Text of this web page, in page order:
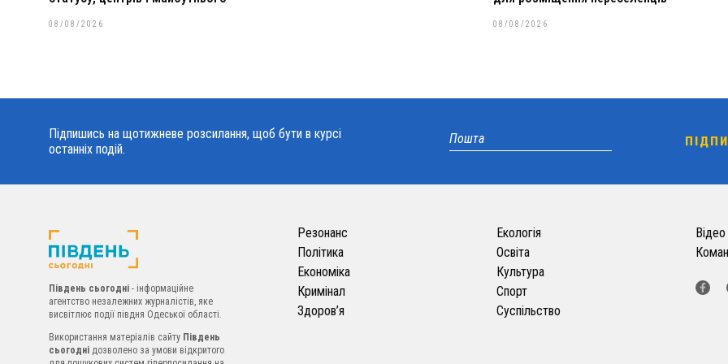
08/08/2026 08/08/2026
Підпишись на щотижневе розсилання, щоб бути в курсі
останніх подій.
Південь сьогодні - інформаційне
агентство незалежних журналістів, яке
висвітлює події півдня Одеської області.
Використання матеріалів сайту Південь
сьогодні дозволено за умови відкритого
Резонанс
Політика
Економіка
Кримінал
Здоров’я
Екологія
Освіта
Культура
Спорт
Суспільство
Відео